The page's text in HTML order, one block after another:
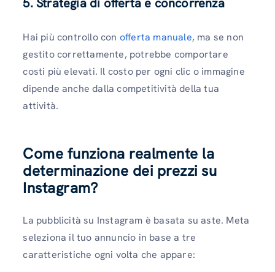
Hai più controllo con offerta manuale, ma se non
gestito correttamente, potrebbe comportare
costi più elevati. Il costo per ogni clic o immagine
dipende anche dalla competitività della tua
attività.
Come funziona realmente la
determinazione dei prezzi su
Instagram?
La pubblicità su Instagram è basata su aste. Meta
seleziona il tuo annuncio in base a tre
caratteristiche ogni volta che appare: